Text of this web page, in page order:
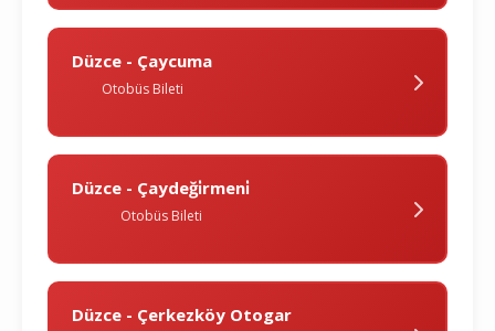
Düzce - Çaycuma
Otobüs Bileti
Düzce - Çaydeği̇rmeni̇
Otobüs Bileti
Düzce - Çerkezköy Otogar